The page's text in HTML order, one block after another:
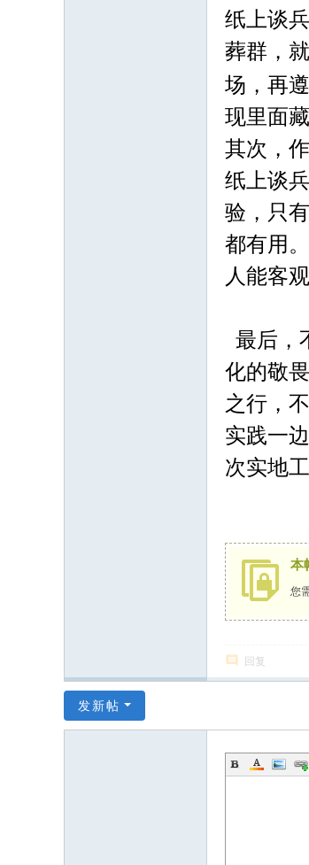
纸上谈
葬群，
场，再
现里面
其次，
纸上谈
验，只
都有用
人能客
最后，
化的敬
之行，
实践一
次实地
本
您
回复
发新帖